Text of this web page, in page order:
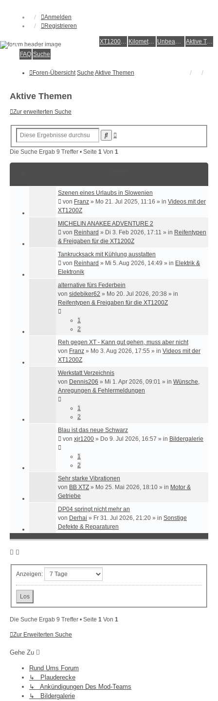
Anmelden
Registrieren
XT1200Z-Wiki Kilometerstatistik Unbeantwortete Themen Aktive Themen
Alles rund um die Yamaha XT1200Z Super Ténéré
FAQ Suche
Foren-Übersicht Suche Aktive Themen
Aktive Themen
Zur erweiterten Suche
Suche
Die Suche Ergab 9 Treffer • Seite 1 Von 1
Szenen eines Urlaubs in Slowenien
von Franz » Mo 21. Jul 2025, 11:16 » in Videos mit der
XT1200Z
MICHELIN ANAKEE ADVENTURE 2
von Reinhard » Di 3. Feb 2026, 17:11 » in Reifentypen
& Freigaben für die XT1200Z
Tankrucksack mit Kühlung ausstatten
von Reinhard » Mi 5. Aug 2026, 14:49 » in Elektrik &
Elektronik
alternative fürs Federbein
von sidebiker62 » Mo 20. Jul 2026, 20:38 » in
Reifentypen & Freigaben für die XT1200Z
1
2
Reh gegen XT - Kann gut gehen, muss aber nicht
von Franz » Mo 3. Aug 2026, 17:55 » in Videos mit der
XT1200Z
Werkstatt Verzeichnis
von Dennis206 » Mi 1. Apr 2026, 09:01 » in Wünsche,
Anregungen & Fehlermeldungen
1
2
Blau ist das neue Schwarz
von xjr1200 » Do 9. Jul 2026, 16:57 » in Bildergalerie
1
2
Sehr starke Vibrationen
von BB XTZ » Mo 25. Mai 2026, 18:10 » in Motor &
Getriebe
DP04 springt nicht mehr an
von Derhai » Fr 31. Jul 2026, 21:20 » in Sonstige
Defekte & Reparaturen
Anzeigen:
Die Suche Ergab 9 Treffer • Seite 1 Von 1
Zur Erweiterten Suche
Gehe Zu
Rund Ums Forum
↳ Plauderecke
↳ Ankündigungen Des Mod-Teams
↳ Bildergalerie